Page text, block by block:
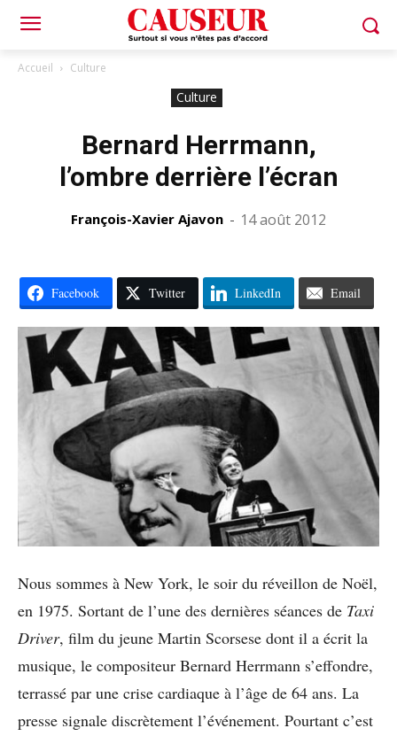
Accueil Culture
Culture
Bernard Herrmann,
l’ombre derrière l’écran
François-Xavier Ajavon - 14 août 2012
Facebook Twitter LinkedIn Email
Nous sommes à New York, le soir du réveillon de Noël,
en 1975. Sortant de l’une des dernières séances de Taxi
Driver, film du jeune Martin Scorsese dont il a écrit la
musique, le compositeur Bernard Herrmann s’effondre,
terrassé par une crise cardiaque à l’âge de 64 ans. La
presse signale discrètement l’événement. Pourtant c’est